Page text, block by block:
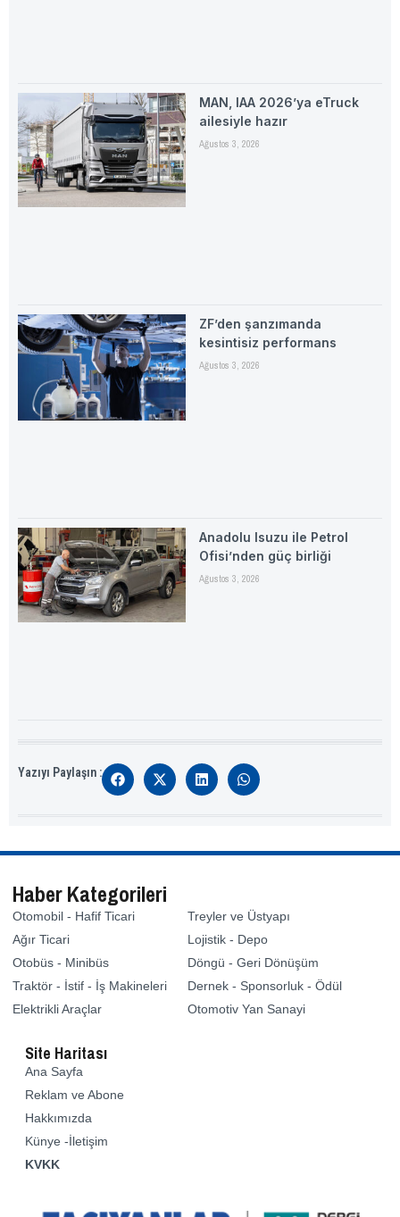
MAN, IAA 2026’ya eTruck
ailesiyle hazır
Ağustos 3, 2026
ZF’den şanzımanda
kesintisiz performans
Ağustos 3, 2026
Anadolu Isuzu ile Petrol
Ofisi’nden güç birliği
Ağustos 3, 2026
Yazıyı Paylaşın :
Haber Kategorileri
Otomobil - Hafif Ticari
Ağır Ticari
Otobüs - Minibüs
Traktör - İstif - İş Makineleri
Elektrikli Araçlar
Treyler ve Üstyapı
Lojistik - Depo
Döngü - Geri Dönüşüm
Dernek - Sponsorluk - Ödül
Otomotiv Yan Sanayi
Site Haritası
Ana Sayfa
Reklam ve Abone
Hakkımızda
Künye -İletişim
KVKK